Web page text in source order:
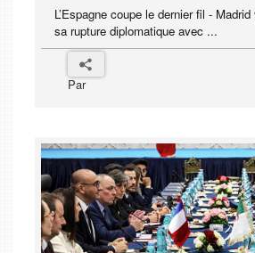
L’Espagne coupe le dernier fil -
sa rupture diplomatique avec ...
Par